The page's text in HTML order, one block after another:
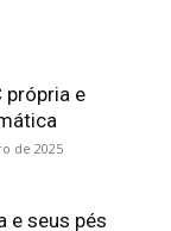
própria e
de 2025
e seus pés